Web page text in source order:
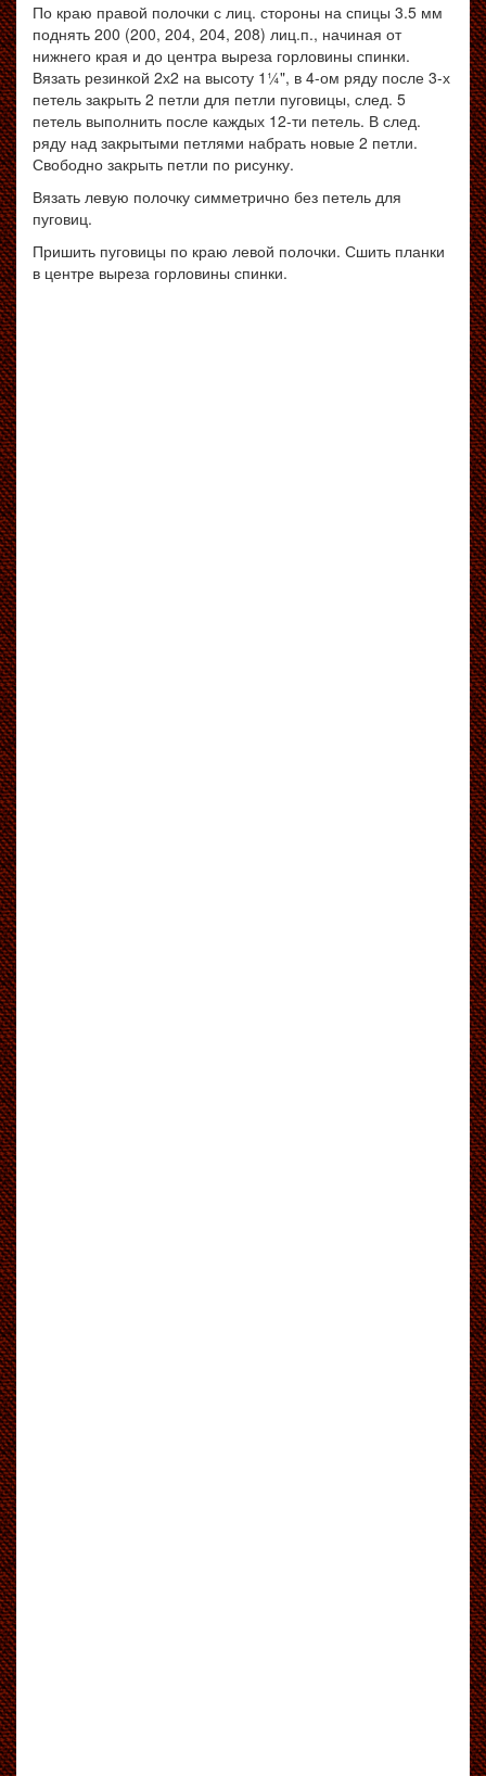
По краю правой полочки с лиц. стороны на спицы 3.5 мм
поднять 200 (200, 204, 204, 208) лиц.п., начиная от
нижнего края и до центра выреза горловины спинки.
Вязать резинкой 2х2 на высоту 1¼", в 4-ом ряду после 3-х
петель закрыть 2 петли для петли пуговицы, след. 5
петель выполнить после каждых 12-ти петель. В след.
ряду над закрытыми петлями набрать новые 2 петли.
Свободно закрыть петли по рисунку.
Вязать левую полочку симметрично без петель для
пуговиц.
Пришить пуговицы по краю левой полочки. Сшить планки
в центре выреза горловины спинки.